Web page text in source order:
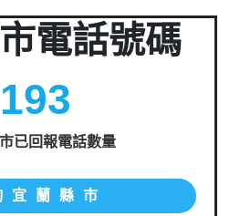
電話號碼
193
已回報電話數量
宜蘭縣市